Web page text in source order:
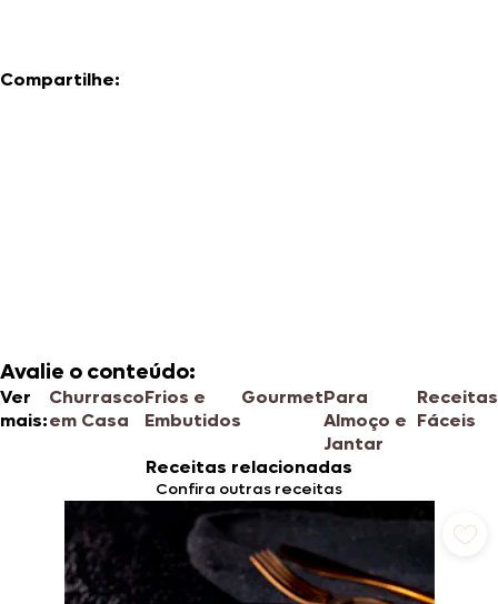
Compartilhe:
Avalie o conteúdo:
Ver
mais:
Churrasco
em Casa
Frios e
Embutidos
GourmetPara
Almoço e
Jantar
Receitas
Fáceis
Receitas relacionadas
Confira outras receitas